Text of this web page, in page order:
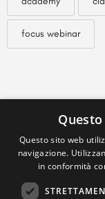
focus webinar
Questo sito web
navigazione.
in conformità